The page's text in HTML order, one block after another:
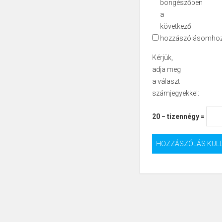
böngészőben
a
következő
Kérjük,
adja meg
a választ
számjegyekkel:
20 − tizennégy =